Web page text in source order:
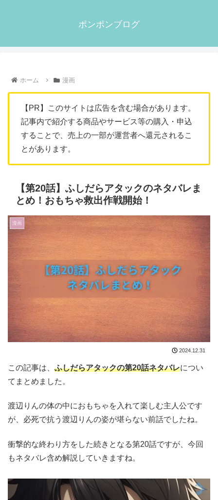
ポンポンブログ
ホーム 漫画
【PR】このサイトは広告を含む場合があります。
記事内で紹介する商品やサービス等の購入・申込
することで、売上の一部が運営者へ還元されるこ
とがあります。
【第20話】ふしだらアタックのネタバレま
とめ！おもちゃ救出作戦開始！
漫画
2024.12.31
この記事は、 ふしだらアタックの第20話ネタバレについ
てまとめました。
渡辺りんの体の中におもちゃを入れて楽しむ主人公です
が、必死で抗う渡辺りんの姿が堪らない前話でしたね。
衝撃的な終わり方をした続きとなる第20話ですが、今回
もネタバレ含め解説していきますね。